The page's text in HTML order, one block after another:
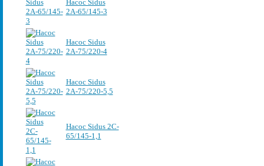
Насос Sidus
2А-65/145-3
Насос Sidus
2А-75/220-4
Насос Sidus
2А-75/220-5,5
Насос Sidus 2C-
65/145-1,1